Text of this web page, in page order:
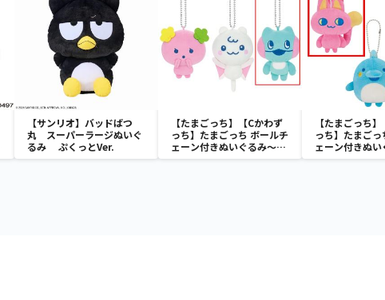
【サンリオ】バッドばつ
丸 スーパーラージぬいぐ
るみ ぷくっとVer.
【たまごっち】【Cかわず
っち】たまごっち ボールチ
ェーン付きぬいぐるみ～
Tamagotchi Paradise～
【たまごっち
っち】たまご
ェーン付きぬい
Tamagotchi